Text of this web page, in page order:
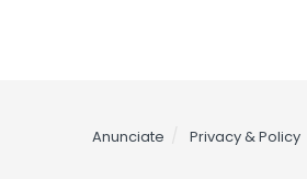
Anunciate Privacy & Policy